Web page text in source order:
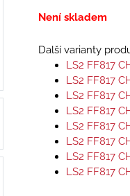
Není skladem
Další varianty
LS2 FF817
LS2 FF817
LS2 FF817
LS2 FF817
LS2 FF817
LS2 FF817
LS2 FF817
LS2 FF817